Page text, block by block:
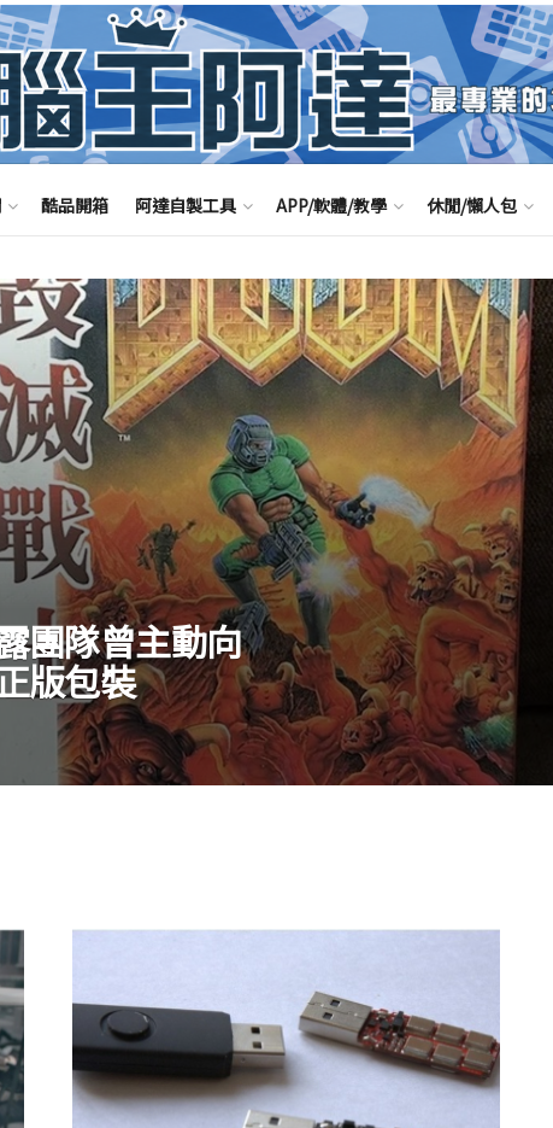
酷品開箱 阿達自製工具 APP/軟體/教學 休閒/懶人包
團隊曾主動向
版包裝